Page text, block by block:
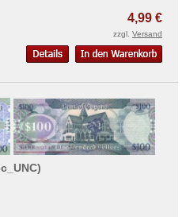
4,99 €
zzgl. Versand